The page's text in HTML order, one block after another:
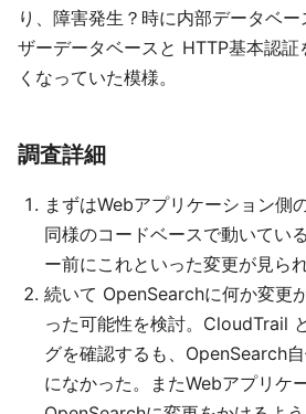
り、障害発生？時に内部データベ
ザーデータベースと HTTP基本認
くなっていた模様。
調査詳細
まずはWebアプリケーション側
同様のコードベースで動いてい
ー前にこれといった変更が見ら
続いて OpenSearchに何か変更
った可能性を検討。CloudTrail
グを確認するも、OpenSearch
になかった。またWebアプリケ